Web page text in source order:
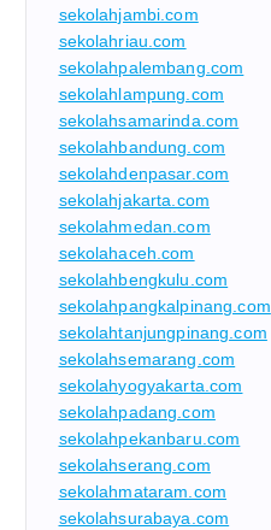
sekolahjambi.com
sekolahriau.com
sekolahpalembang.com
sekolahlampung.com
sekolahsamarinda.com
sekolahbandung.com
sekolahdenpasar.com
sekolahjakarta.com
sekolahmedan.com
sekolahaceh.com
sekolahbengkulu.com
sekolahpangkalpinang.com
sekolahtanjungpinang.com
sekolahsemarang.com
sekolahyogyakarta.com
sekolahpadang.com
sekolahpekanbaru.com
sekolahserang.com
sekolahmataram.com
sekolahsurabaya.com